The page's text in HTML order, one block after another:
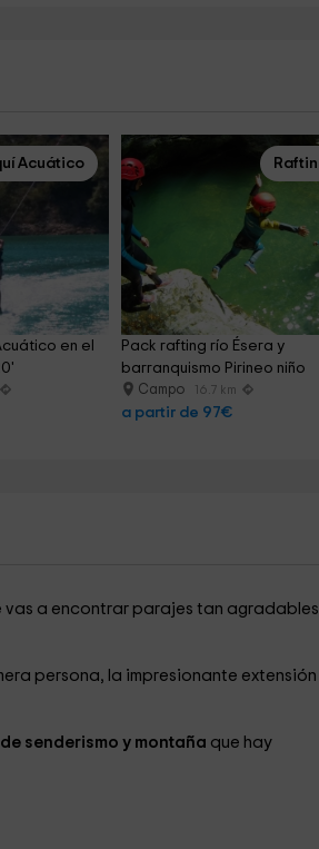
Acuático
en el
Pack rafting río Ésera y
barranquismo Pirineo niño
Campo 16.7 km
a partir de 97€
vas a encontrar parajes tan agradables
persona, la impresionante extensión
senderismo y montaña que hay